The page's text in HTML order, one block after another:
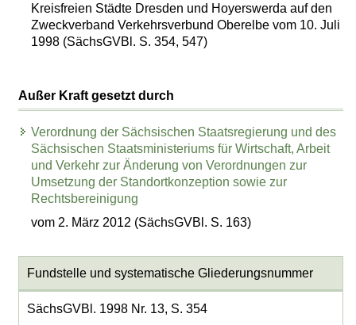
Kreisfreien Städte Dresden und Hoyerswerda auf den
Zweckverband Verkehrsverbund Oberelbe vom 10. Juli
1998 (SächsGVBl. S. 354, 547)
Außer Kraft gesetzt durch
Verordnung der Sächsischen Staatsregierung und des
Sächsischen Staatsministeriums für Wirtschaft, Arbeit
und Verkehr zur Änderung von Verordnungen zur
Umsetzung der Standortkonzeption sowie zur
Rechtsbereinigung
vom 2. März 2012 (SächsGVBl. S. 163)
Fundstelle und systematische Gliederungsnummer
SächsGVBl. 1998 Nr. 13, S. 354